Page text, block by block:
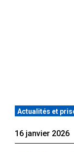
Actualités et
16 janvier 2026